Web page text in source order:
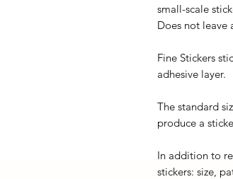
small-scale
Does not leave
Fine Stickers
adhesive layer.
The standard
produce a
In addition to
stickers: size,